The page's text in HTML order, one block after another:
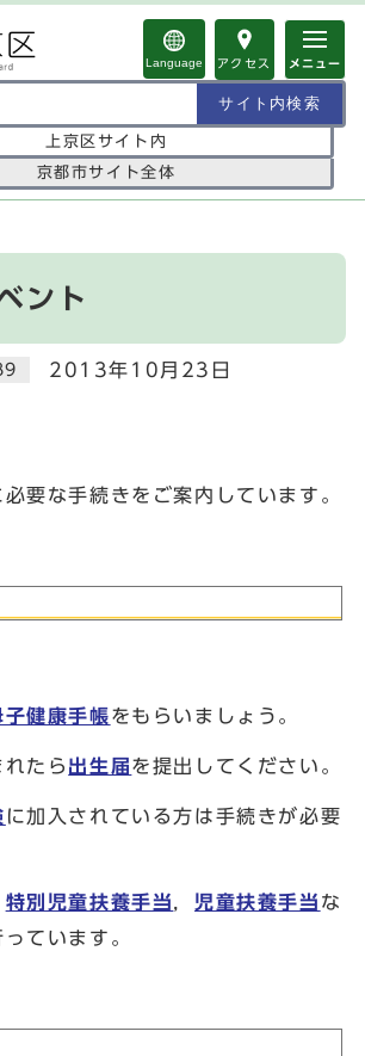
Language アクセス メニュー
上京区サイト内
京都市サイト全体
ント
2013年10月23日
要な手続きをご案内しています。
子健康手帳をもらいましょう。
たら 出生届を提出してください。
に加入されている方は手続きが必要
特別児童扶養手当 児童扶養手当 な
行っています。